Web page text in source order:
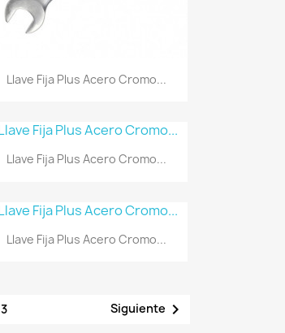
Vista rápida
Llave Fija Plus Acero Cromo...
Vista rápida
Llave Fija Plus Acero Cromo...
Vista rápida
Llave Fija Plus Acero Cromo...
3 Siguiente 